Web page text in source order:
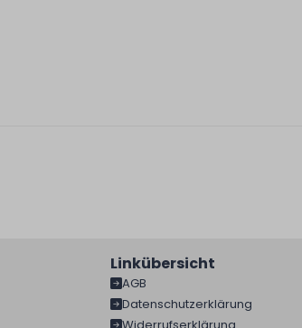
Linkübersicht
AGB
Datenschutzerklärung